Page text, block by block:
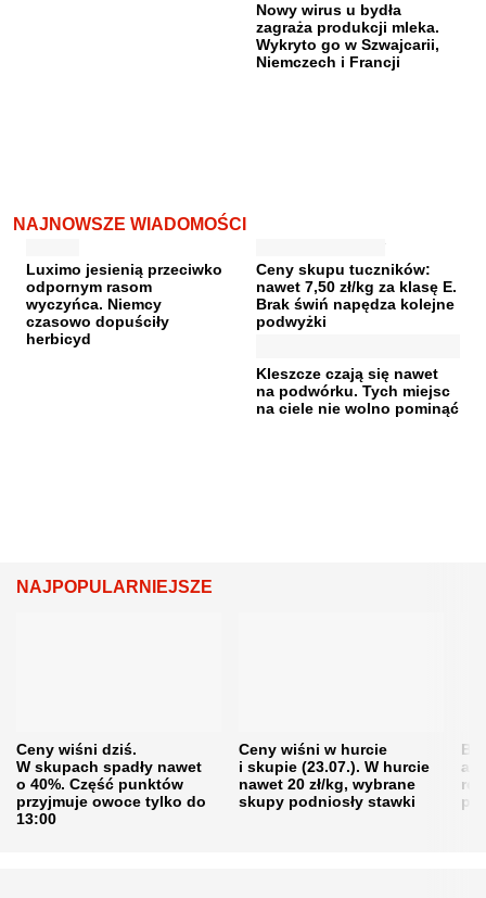
Nowy wirus u bydła
zagraża produkcji mleka.
Wykryto go w Szwajcarii,
Niemczech i Francji
NAJNOWSZE WIADOMOŚCI
Luximo jesienią przeciwko
odpornym rasom
wyczyńca. Niemcy
czasowo dopuściły
herbicyd
Ceny skupu tuczników:
nawet 7,50 zł/kg za klasę E.
Brak świń napędza kolejne
podwyżki
Kleszcze czają się nawet
na podwórku. Tych miejsc
na ciele nie wolno pominąć
NAJPOPULARNIEJSZE
Ceny wiśni dziś.
W skupach spadły nawet
o 40%. Część punktów
przyjmuje owoce tylko do
13:00
Ceny wiśni w hurcie
i skupie (23.07.). W hurcie
nawet 20 zł/kg, wybrane
skupy podniosły stawki